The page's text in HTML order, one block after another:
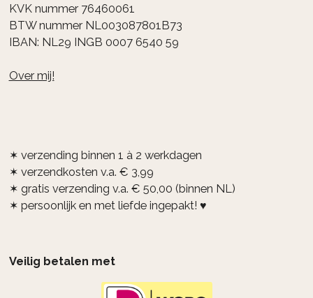
KVK nummer 76460061
BTW nummer NL003087801B73
IBAN: NL29 INGB 0007 6540 59
Over mij!
✶ verzending binnen 1 à 2 werkdagen
✶ verzendkosten v.a. € 3,99
✶ gratis verzending v.a. € 50,00 (binnen NL)
✶ persoonlijk en met liefde ingepakt! ♥
Veilig betalen met